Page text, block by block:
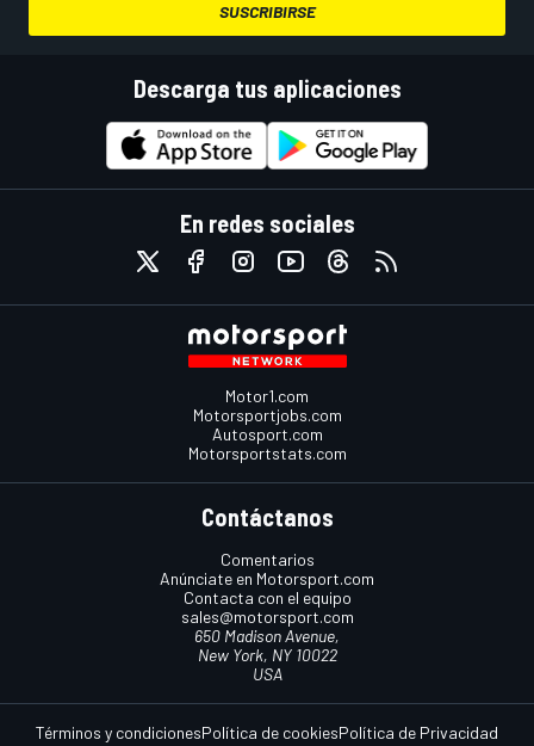
SUSCRIBIRSE
Descarga tus aplicaciones
En redes sociales
Motor1.com
Motorsportjobs.com
Autosport.com
Motorsportstats.com
Contáctanos
Comentarios
Anúnciate en Motorsport.com
Contacta con el equipo
sales@motorsport.com
650 Madison Avenue,
New York, NY 10022
USA
Términos y condicionesPolítica de cookiesPolítica de Privacidad